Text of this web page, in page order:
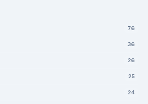
76
36
26
25
24